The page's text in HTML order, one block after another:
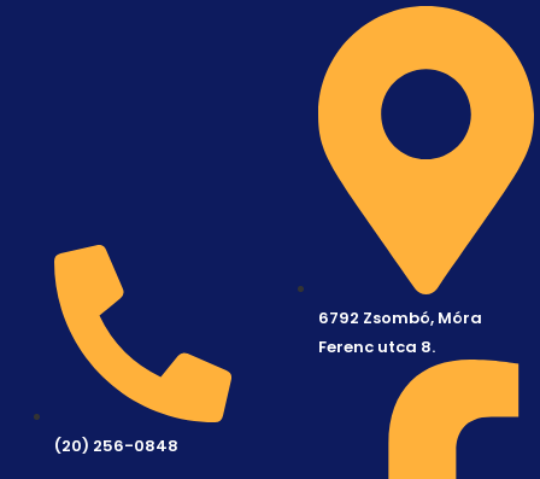
(20) 256-0848
6792 Zsombó, Móra
Ferenc utca 8.